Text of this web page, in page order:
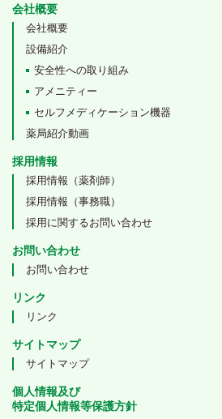
会社概要
会社概要
設備紹介
安全性への取り組み
アメニティー
セルフメディケーション機器
薬局紹介動画
採用情報
採用情報（薬剤師）
採用情報（事務職）
採用に関するお問い合わせ
お問い合わせ
お問い合わせ
リンク
リンク
サイトマップ
サイトマップ
個人情報及び
特定個人情報等保護方針